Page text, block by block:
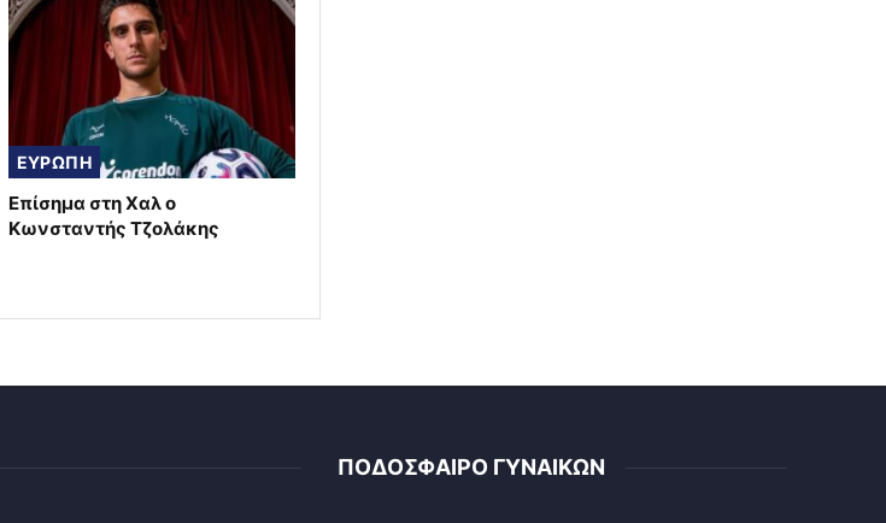
ΕΥΡΩΠΗ
Επίσημα στη Χαλ ο
Κωνσταντής Τζολάκης
ΠΟΔΟΣΦΑΙΡΟ ΓΥΝΑΙΚΩΝ